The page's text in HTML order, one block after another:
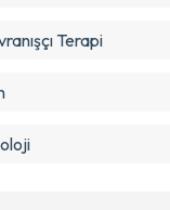
Terapi